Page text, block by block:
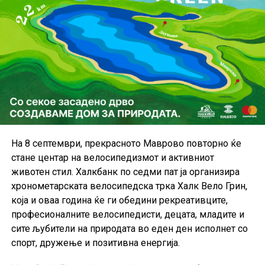
На 8 септември, прекрасното Маврово повторно ќе
стане центар на велосипедизмот и активниот
животен стил. Халкбанк по седми пат ја организира
хронометарската велосипедска трка Халк Вело Грин,
која и оваа година ќе ги обедини рекреативците,
професионалните велосипедисти, децата, младите и
сите љубители на природата во еден ден исполнет со
спорт, дружење и позитивна енергија.